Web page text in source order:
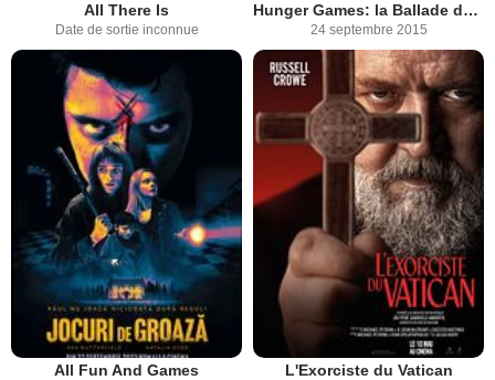
All There Is
Date de sortie inconnue
Hunger Games: la Ballade du serpent et de l'oiseau chanteur
24 septembre 2015
All Fun And Games L'Exorciste du Vatican